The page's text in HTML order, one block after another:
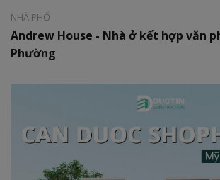
NHÀ PHỐ
Andrew House - Nhà ở kết hợp văn
Phường